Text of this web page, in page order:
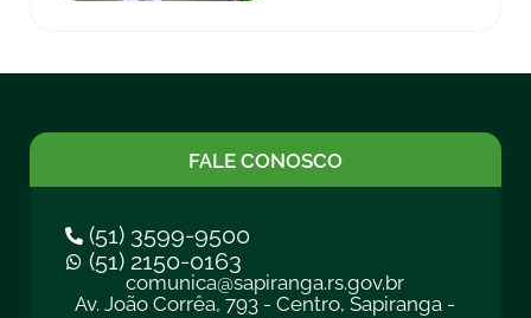
FALE CONOSCO
(51) 3599-9500
(51) 2150-0163
comunica@sapiranga.rs.gov.br
Av. João Corrêa, 793 - Centro, Sapiranga -